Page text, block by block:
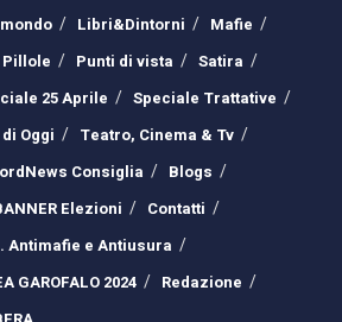
Libri&Dintorni
Mafie
Pillole Punti di vista
Satira
25 Aprile
Speciale Trattative
Oggi
Teatro, Cinema & Tv
Consiglia
Blogs
Elezioni
Contatti
Antimafie e Antiusura
GAROFALO 2024
Redazione